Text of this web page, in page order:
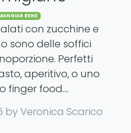
Categories
BENE
con zucchine e
sono delle soffici
Perfetti
aperitivo, o uno
finger food....
by Veronica Scarico